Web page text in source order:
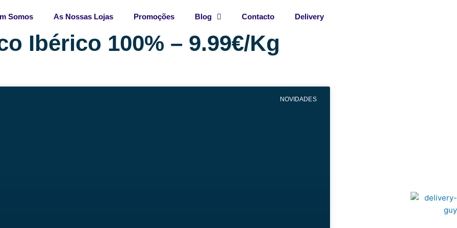
Somos As Nossas Lojas Promoções Blog Contacto Delivery
Ibérico 100% – 9.99€/Kg
NOVIDADES